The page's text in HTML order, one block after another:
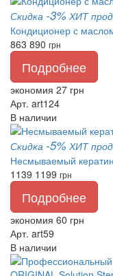
Скидка -3% ХИТ
Кондиционер с
863 890 грн
Подробнее
экономия 27 грн
Арт. art124
В наличии
Скидка -5% ХИТ
Несмываемый
1139 1199 грн
Подробнее
экономия 60 грн
Арт. art59
В наличии